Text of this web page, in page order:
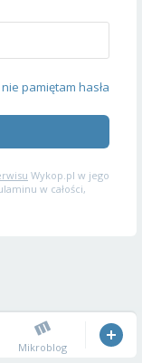
nie pamiętam hasła
Wykop.pl w jego
w całości,
Mikroblog